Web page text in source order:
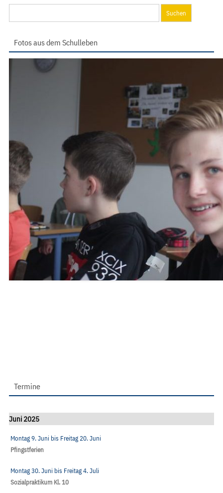
nach:
Fotos aus dem Schulleben
Termine
Juni 2025
Montag 9. Juni bis Freitag 20. Juni
Pfingstferien
Montag 30. Juni bis Freitag 4. Juli
Sozialpraktikum Kl. 10